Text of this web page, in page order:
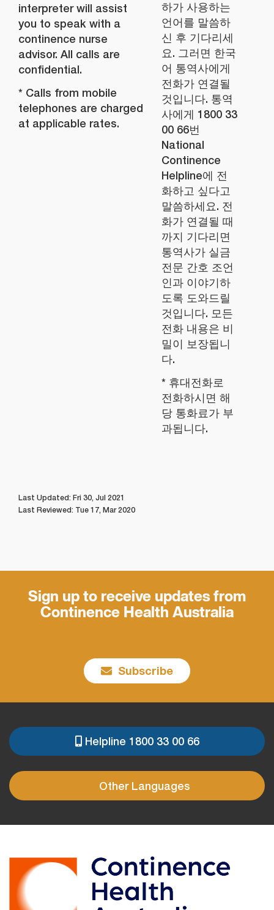
interpreter will assist
you to speak with a
continence nurse
advisor. All calls are
confidential.
* Calls from mobile
telephones are charged
at applicable rates.
하가 사용하는
언어를 말씀하
신 후 기다리세
요. 그러면 한국
어 통역사에게
전화가 연결될
것입니다. 통역
사에게 1800 33
00 66번
National
Continence
Helpline에 전
화하고 싶다고
말씀하세요. 전
화가 연결될 때
까지 기다리면
통역사가 실금
전문 간호 조언
인과 이야기하
도록 도와드릴
것입니다. 모든
전화 내용은 비
밀이 보장됩니
다.
* 휴대전화로
전화하시면 해
당 통화료가 부
과됩니다.
Last Updated: Fri 30, Jul 2021
Last Reviewed: Tue 17, Mar 2020
Sign up to receive updates from
Continence Health Australia
Subscribe
PRE
FOOTER
Helpline 1800 33 00 66
Other Languages